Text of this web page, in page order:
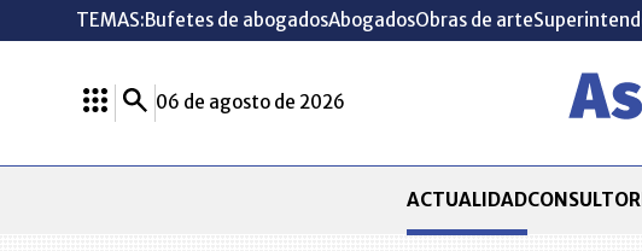
TEMAS:Bufetes de abogadosAbogadosObras de arte
06 de agosto de 2026
ACTUALIDAD